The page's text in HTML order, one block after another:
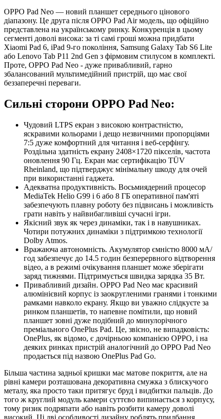
OPPO Pad Neo — новий планшет середнього цінового
діапазону. Це друга після OPPO Pad Air модель, що офіційно
представлена на українському ринку. Конкуренція в цьому
сегменті доволі висока: за ті самі гроші можна придбати
Xiaomi Pad 6, iPad 9-го покоління, Samsung Galaxy Tab S6 Lite
або Lenovo Tab P11 2nd Gen з фірмовим стилусом в комплекті.
Проте, OPPO Pad Neo - дуже привабливий, гарно
збалансований мультимедійний пристрій, що має свої
беззаперечні переваги.
Сильні сторони OPPO Pad Neo:
Чудовий LTPS екран з високою контрастністю,
яскравими кольорами і дещо незвичними пропорціями
7:5 дуже комфортний для читання і веб-серфінгу.
Роздільна здатність екрану 2408×1720 пікселів, частота
оновлення 90 Гц. Екран має сертифікацію TÜV
Rheinland, що підтверджує мінімальну шкоду для очей
при використанні гаджета.
Адекватна продуктивність. Восьмиядерний процесор
MediaTek Helio G99 і 6 або 8 ГБ оперативної пам'яті
забезпечують плавну роботу без підвисань і можливість
грати навіть у найвибагливіші сучасні ігри.
Якісний звук як через динаміки, так і в навушниках.
Чотири потужних динаміки з підтримкою технології
Dolby Atmos.
Вражаюча автономність. Акумулятор ємністю 8000 мА/
год забезпечує до 14.5 годин безперервного відтворення
відео, а в режимі очікування планшет може зберігати
заряд тижнями. Підтримується швидка зарядка 35 Вт.
Привабливий дизайн. OPPO Pad Neo має красивий
алюмінієвий корпус із заокругленими гранями і тонкими
рамками навколо екрану. Якщо ви уважно слідкуєте за
ринком планшетів, то напевне помітили, що новий
планшет зовні дуже подібний до минулорічного
преміального OnePlus Pad. Це, звісно, не випадковість:
OnePlus, як відомо, є дочірньою компанією OPPO, і на
деяких ринках пристрій аналогічний до OPPO Pad Neo
продається під назвою OnePlus Pad Go.
Більша частина задньої кришки має матове покриття, але на
рівні камери розташована декоративна смужка з блискучого
металу, яка просто таки притягує бруд і видбитки пальців. До
того ж круглий модуль камери суттєво випинається з корпусу,
тому ризик подряпати або навіть розбити камеру доволі